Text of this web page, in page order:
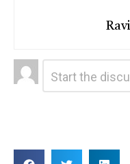
Leave
a
Comment